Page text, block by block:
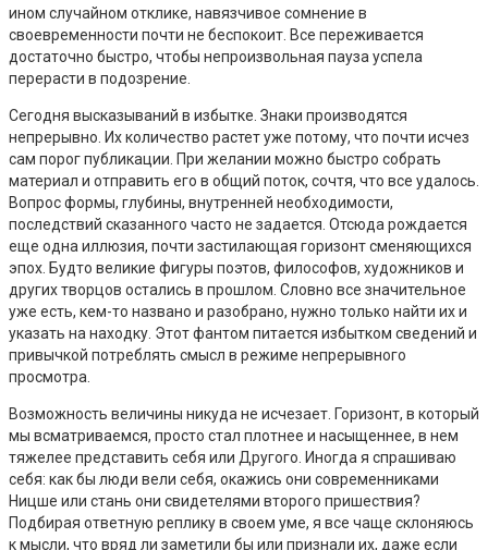
ином случайном отклике, навязчивое сомнение в
своевременности почти не беспокоит. Все переживается
достаточно быстро, чтобы непроизвольная пауза успела
перерасти в подозрение.
Сегодня высказываний в избытке. Знаки производятся
непрерывно. Их количество растет уже потому, что почти исчез
сам порог публикации. При желании можно быстро собрать
материал и отправить его в общий поток, сочтя, что все удалось.
Вопрос формы, глубины, внутренней необходимости,
последствий сказанного часто не задается. Отсюда рождается
еще одна иллюзия, почти застилающая горизонт сменяющихся
эпох. Будто великие фигуры поэтов, философов, художников и
других творцов остались в прошлом. Словно все значительное
уже есть, кем-то названо и разобрано, нужно только найти их и
указать на находку. Этот фантом питается избытком сведений и
привычкой потреблять смысл в режиме непрерывного
просмотра.
Возможность величины никуда не исчезает. Горизонт, в который
мы всматриваемся, просто стал плотнее и насыщеннее, в нем
тяжелее представить себя или Другого. Иногда я спрашиваю
себя: как бы люди вели себя, окажись они современниками
Ницше или стань они свидетелями второго пришествия?
Подбирая ответную реплику в своем уме, я все чаще склоняюсь
к мысли, что вряд ли заметили бы или признали их, даже если